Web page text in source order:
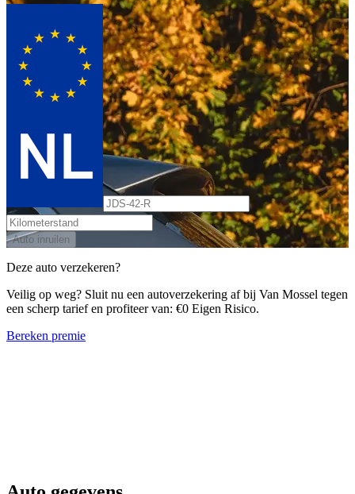
Auto inruilen
Deze auto verzekeren?
Veilig op weg? Sluit nu een autoverzekering af bij Van Mossel tegen
een scherp tarief en profiteer van: €0 Eigen Risico.
Bereken premie